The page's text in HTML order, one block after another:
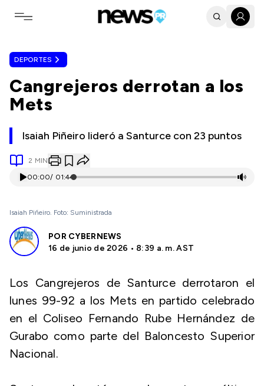
Toggle navigation menu
DEPORTES
Cangrejeros derrotan a los
Mets
Isaiah Piñeiro lideró a Santurce con 23 puntos
2 MIN
00:00/ 01:44
Isaiah Piñeiro. Foto: Suministrada
POR CYBERNEWS
16 de junio de 2026 • 8:39 a. m. AST
Los Cangrejeros de Santurce derrotaron el
lunes 99-92 a los Mets en partido celebrado
en el Coliseo Fernando Rube Hernández de
Gurabo como parte del Baloncesto Superior
Nacional.